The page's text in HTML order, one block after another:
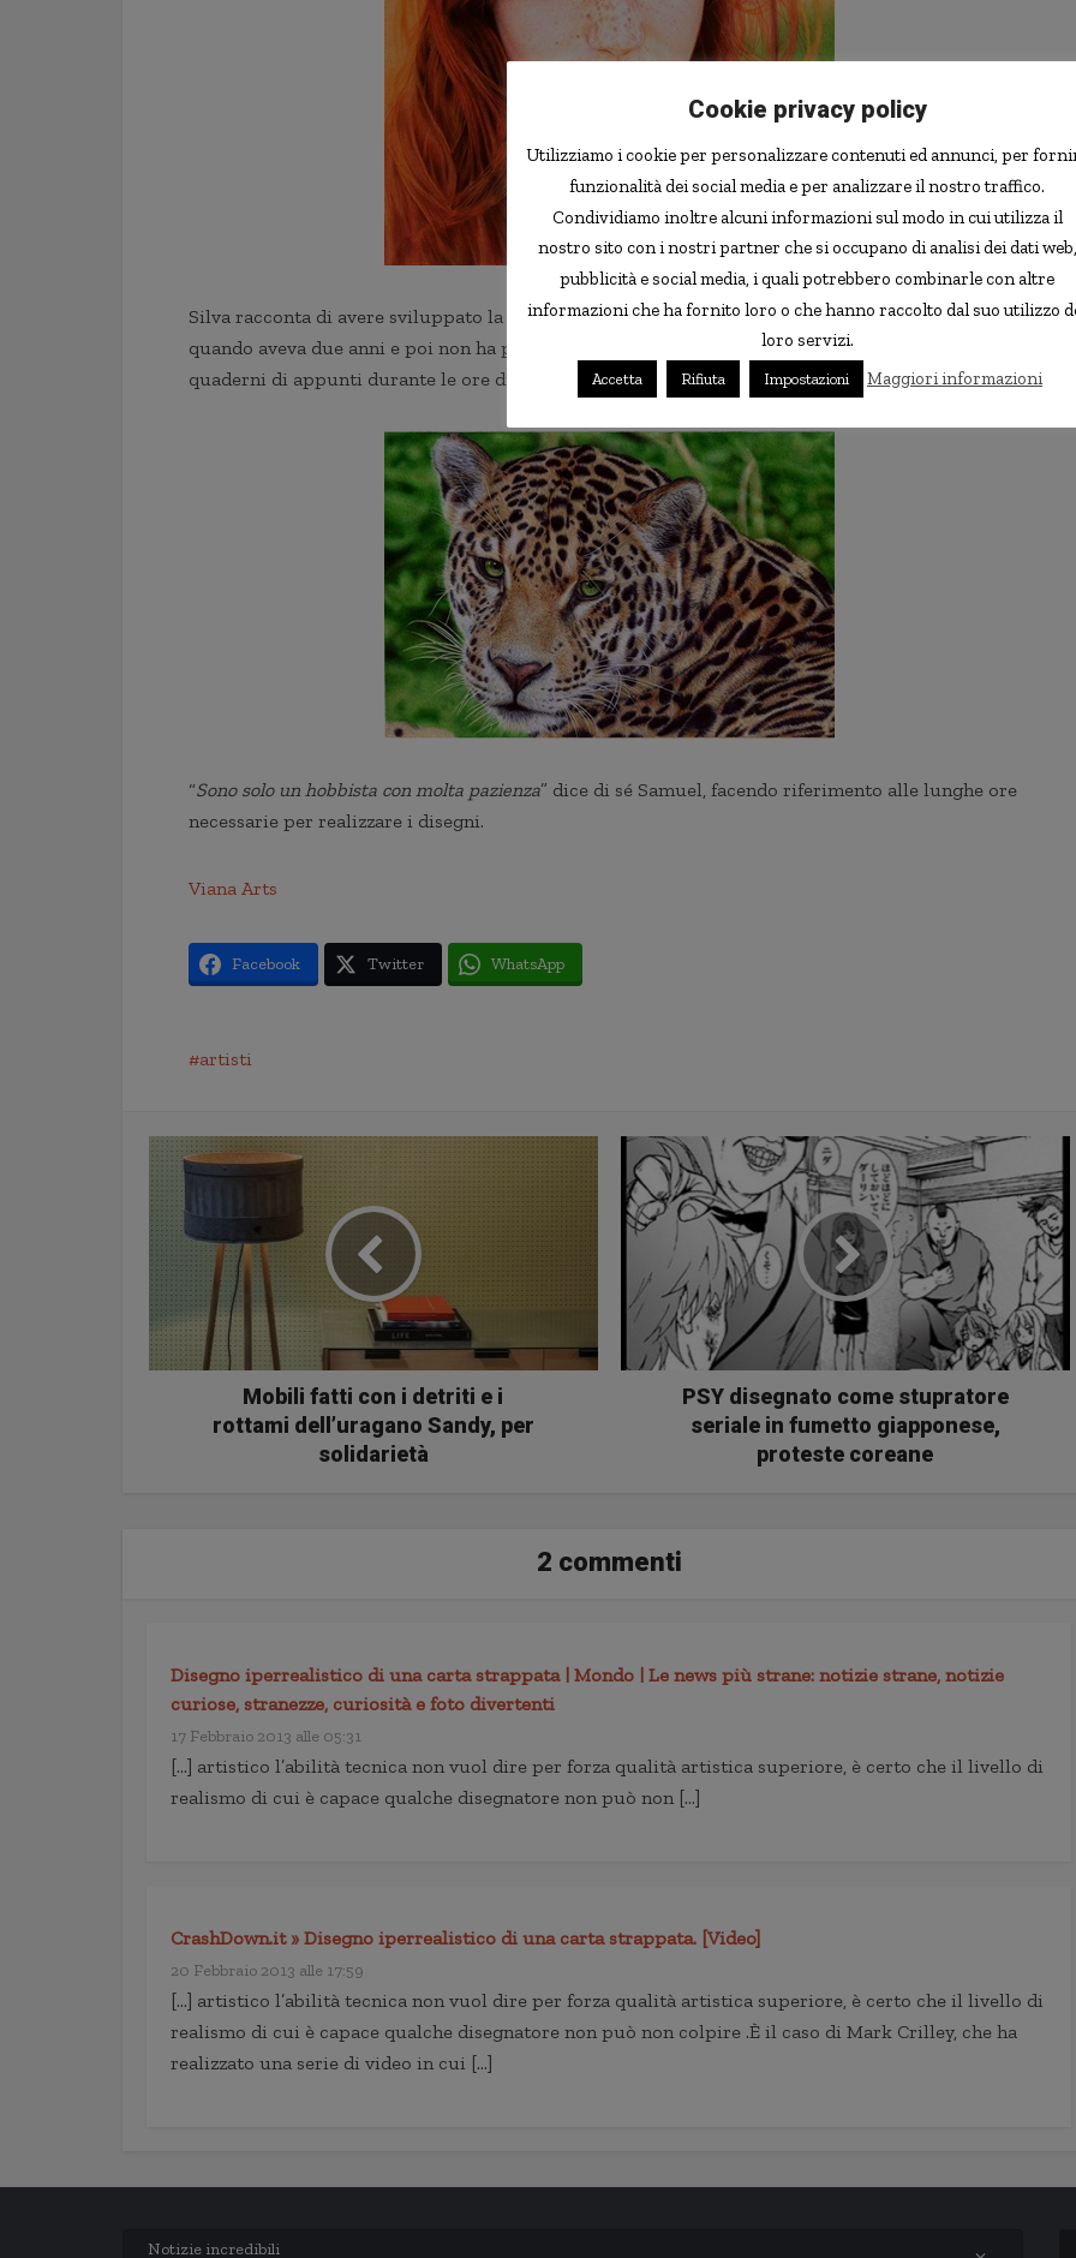
Silva racconta di avere sviluppato la sua tecnica nel corso dei molti anni (ha iniziato a disegnare
quando aveva due anni e poi non ha più smesso), e di avere realizzato molti disegni sul retro dei
quaderni di appunti durante le ore di scuola.
“Sono solo un hobbista con molta pazienza” dice di sé Samuel, facendo riferimento alle lunghe ore
necessarie per realizzare i disegni.
Viana Arts
Facebook Twitter WhatsApp
artisti
Mobili fatti con i detriti e i
rottami dell’uragano Sandy, per
solidarietà
PSY disegnato come stupratore
seriale in fumetto giapponese,
proteste coreane
2 commenti
Disegno iperrealistico di una carta strappata | Mondo | Le news più strane: notizie strane, notizie
curiose, stranezze, curiosità e foto divertenti
17 Febbraio 2013 alle 05:31
[…] artistico l’abilità tecnica non vuol dire per forza qualità artistica superiore, è certo che il livello di
realismo di cui è capace qualche disegnatore non può non […]
CrashDown.it » Disegno iperrealistico di una carta strappata. [Video]
20 Febbraio 2013 alle 17:59
[…] artistico l’abilità tecnica non vuol dire per forza qualità artistica superiore, è certo che il livello di
realismo di cui è capace qualche disegnatore non può non colpire .È il caso di Mark Crilley, che ha
realizzato una serie di video in cui […]
Notizie incredibili
Cookie privacy policy
Utilizziamo i cookie per personalizzare contenuti ed annunci, per
funzionalità dei social media e per analizzare il nostro traffico.
Condividiamo inoltre alcuni informazioni sul modo in cui utilizza il
nostro sito con i nostri partner che si occupano di analisi dei dati web,
pubblicità e social media, i quali potrebbero combinarle con altre
informazioni che ha fornito loro o che hanno raccolto dal suo utilizzo
loro servizi.
Accetta Rifiuta Impostazioni Maggiori informazioni